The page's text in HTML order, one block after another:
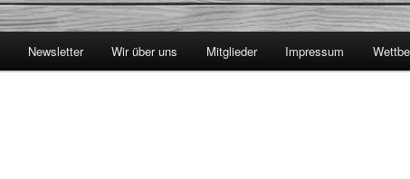
Newsletter Wir über uns Mitglieder Impressum